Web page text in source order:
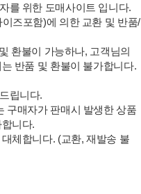
를 위한 도매사이트 입니다.
즈포함)에 의한 교환 및 반품/
환불이 가능하나, 고객님의
반품 및 환불이 불가합니다.
립니다.
구매자가 판매시 발생한 상품
니다.
체합니다. (교환, 재발송 불